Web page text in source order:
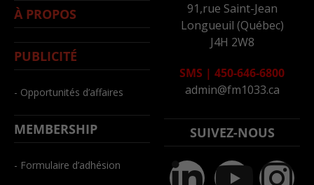
À PROPOS
PUBLICITÉ
- Opportunités d’affaires
MEMBERSHIP
- Formulaire d’adhésion
91,rue Saint-Jean
Longueuil (Québec)
J4H 2W8
SMS | 450-646-6800
admin@fm1033.ca
SUIVEZ-NOUS